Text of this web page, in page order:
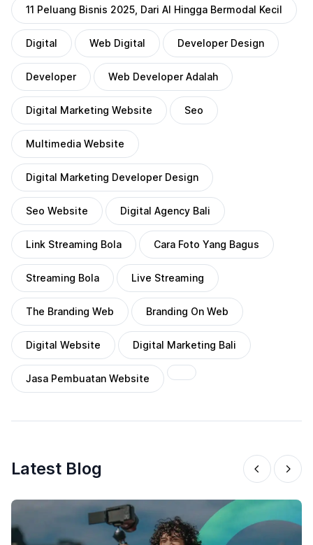
11 Peluang Bisnis 2025, Dari AI Hingga Bermodal Kecil
Digital Web Digital Developer Design
Developer Web Developer Adalah
Digital Marketing Website Seo
Multimedia Website
Digital Marketing Developer Design
Seo Website Digital Agency Bali
Link Streaming Bola Cara Foto Yang Bagus
Streaming Bola Live Streaming
The Branding Web Branding On Web
Digital Website Digital Marketing Bali
Jasa Pembuatan Website
Latest Blog